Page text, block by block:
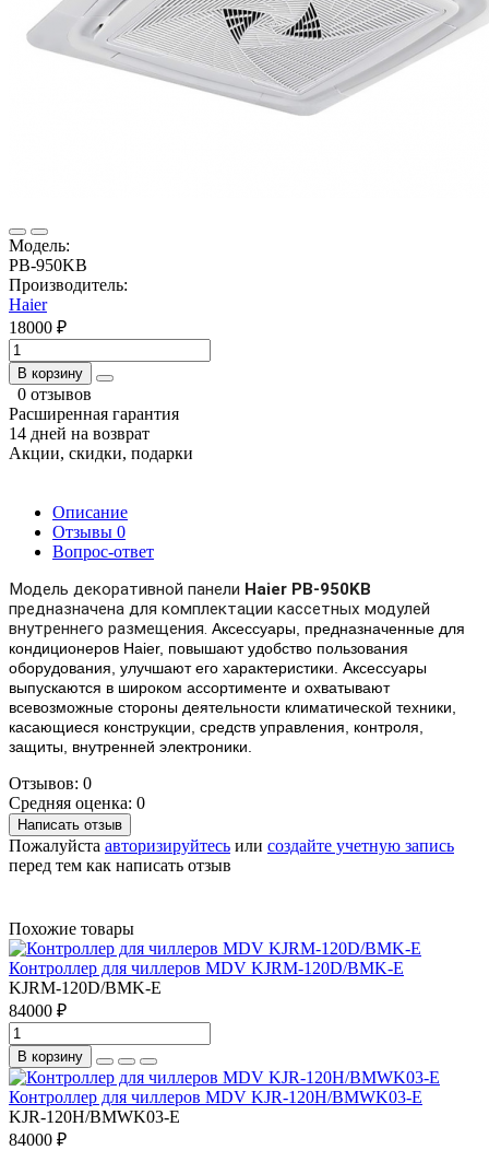
Модель:
PB-950KB
Производитель:
Haier
18000 ₽
В корзину
0 отзывов
Расширенная гарантия
14 дней на возврат
Акции, скидки, подарки
Описание
Отзывы 0
Вопрос-ответ
Модель декоративной панели Haier PB-950KB
предназначена для комплектации кассетных модулей
внутреннего размещения. Аксессуары, предназначенные для
кондиционеров Haier, повышают удобство пользования
оборудования, улучшают его характеристики. Аксессуары
выпускаются в широком ассортименте и охватывают
всевозможные стороны деятельности климатической техники,
касающиеся конструкции, средств управления, контроля,
защиты, внутренней электроники.
Отзывов: 0
Средняя оценка: 0
Написать отзыв
Пожалуйста авторизируйтесь или создайте учетную запись
перед тем как написать отзыв
Похожие товары
Контроллер для чиллеров MDV KJRM-120D/BMK-E
KJRM-120D/BMK-E
84000 ₽
В корзину
Контроллер для чиллеров MDV KJR-120H/BMWK03-E
KJR-120H/BMWK03-E
84000 ₽